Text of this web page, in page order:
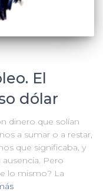
El
dólar
dinero que solían
a sumar o a restar,
que significaba, y
Pero
lo mismo? La